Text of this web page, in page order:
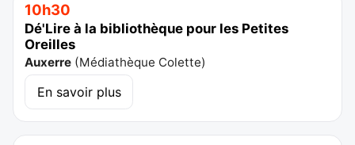
10h30
Dé'Lire à la bibliothèque pour les Petites
Oreilles
Auxerre (Médiathèque Colette)
En savoir plus